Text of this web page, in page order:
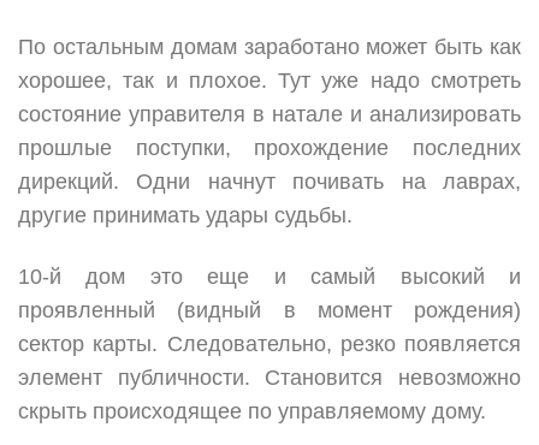
По остальным домам заработано может быть как
хорошее, так и плохое. Тут уже надо смотреть
состояние управителя в натале и анализировать
прошлые поступки, прохождение последних
дирекций. Одни начнут почивать на лаврах,
другие принимать удары судьбы.
10-й дом это еще и самый высокий и
проявленный (видный в момент рождения)
сектор карты. Следовательно, резко появляется
элемент публичности. Становится невозможно
скрыть происходящее по управляемому дому.